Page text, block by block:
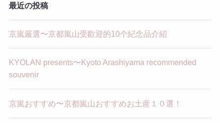
最近の投稿
京嵐嚴選〜京都嵐山受歡迎的10个紀念品介紹
KYOLAN presents〜Kyoto Arashiyama recommended
souvenir
京嵐おすすめ〜京都嵐山おすすめお土産１０選！